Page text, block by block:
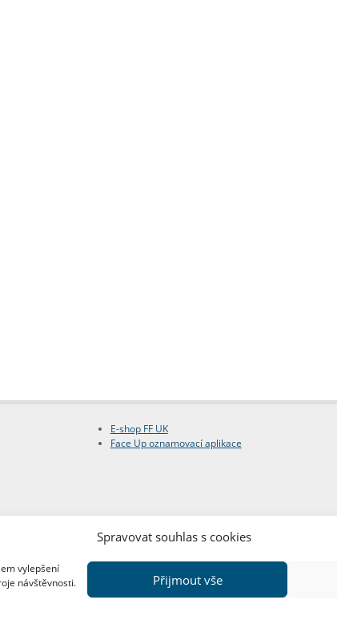
Spravovat souhlas s cookies
vylepšení
návštěvnosti.
Přijmout vše
E-shop FF UK
Face Up oznamovací aplikace